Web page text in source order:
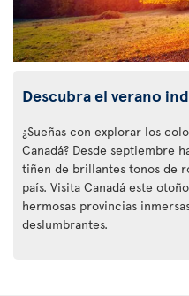
Descubra el verano
¿Sueñas con explorar los
Canadá? Desde septiembre
tiñen de brillantes tonos de
país. Visita Canadá este
hermosas provincias
deslumbrantes.